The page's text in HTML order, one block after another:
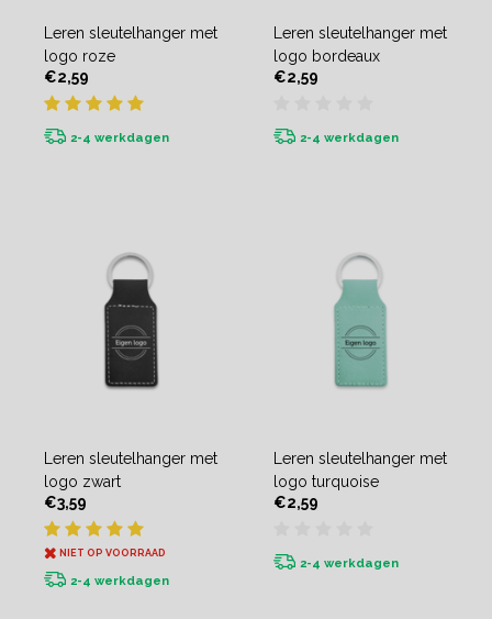
Leren sleutelhanger met
logo roze
€2,59
2-4 werkdagen
Leren sleutelhanger met
logo bordeaux
€2,59
2-4 werkdagen
Leren sleutelhanger met
logo zwart
€3,59
NIET OP VOORRAAD
2-4 werkdagen
Leren sleutelhanger met
logo turquoise
€2,59
2-4 werkdagen